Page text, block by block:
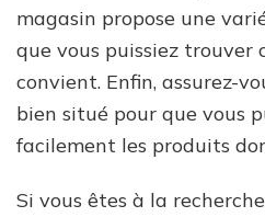
magasin propose une
que vous puissiez trouver
convient. Enfin, assurez-
bien situé pour que vous
facilement les produits
Si vous êtes à la